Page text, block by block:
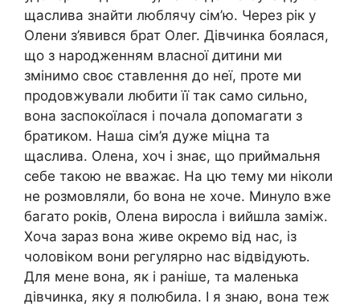
щаслива знайти люблячу сім’ю. Через рік у
Олени з’явився брат Олег. Дівчинка боялася,
що з народженням власної дитини ми
змінимо своє ставлення до неї, проте ми
продовжували любити її так само сильно,
вона заспокоїлася і почала допомагати з
братиком. Наша сім’я дуже міцна та
щаслива. Олена, хоч і знає, що приймальня
себе такою не вважає. На цю тему ми ніколи
не розмовляли, бо вона не хоче. Минуло вже
багато років, Олена виросла і вийшла заміж.
Хоча зараз вона живе окремо від нас, із
чоловіком вони регулярно нас відвідують.
Для мене вона, як і раніше, та маленька
дівчинка, яку я полюбила. І я знаю, вона теж